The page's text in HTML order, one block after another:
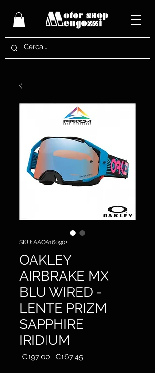
SKU: AAOA16090+
OAKLEY
AIRBRAKE MX
BLU WIRED -
LENTE PRIZM
SAPPHIRE
IRIDIUM
€197.00 Regular
€167.45Sale